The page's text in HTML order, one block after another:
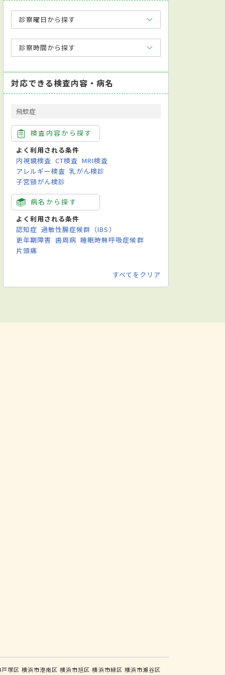
診察曜日から探す
診察時間から探す
対応できる検査内容・病名
飛蚊症
検査内容から探す
よく利用される条件
内視鏡検査 CT検査 MRI検査
アレルギー検査 乳がん検診
子宮頸がん検診
病名から探す
よく利用される条件
認知症 過敏性腸症候群（IBS）
更年期障害 歯周病 睡眠時無呼吸症候群
片頭痛
すべてをクリア
塚区 横浜市港南区 横浜市旭区 横浜市緑区 横浜市瀬谷区